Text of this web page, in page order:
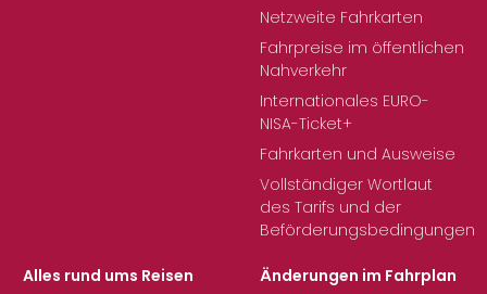
Netzweite Fahrkarten
Fahrpreise im öffentlichen
Nahverkehr
Internationales EURO-
NISA-Ticket+
Fahrkarten und Ausweise
Vollständiger Wortlaut
des Tarifs und der
Beförderungsbedingungen
Alles rund ums Reisen
Änderungen im Fahrplan